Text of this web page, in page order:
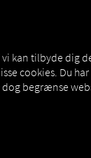
vi kan tilbyde dig
cookies. Du
begrænse